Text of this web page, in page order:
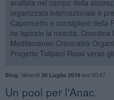
analista nel campo della
organizzata internazionale è
Caponnetto e consigliere della
ha ispirato la nascita. Coordina
Mediterraneo Criminalità
Progetto Tulipani Rossi verso
Blog Venerdì 26 Luglio 2019ore 00:47
​Un pool per l'Anac.